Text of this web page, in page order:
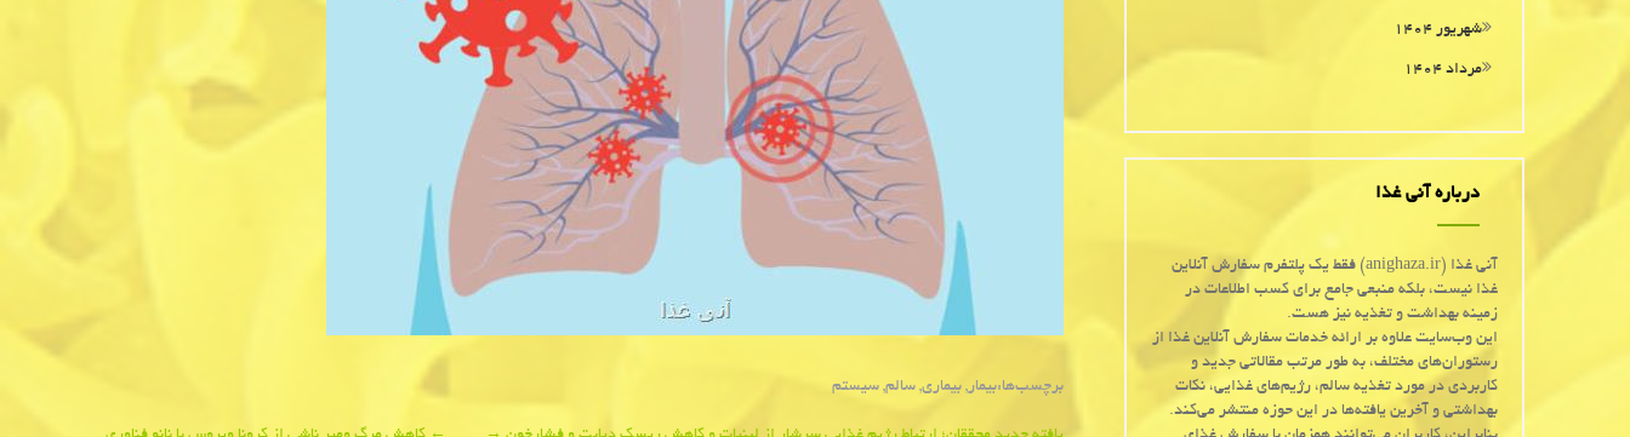
برچسب‌ها:بیمار, بیماری, سالم, سیستم
شهریور ۱۴۰۴
مرداد ۱۴۰۴
درباره آنی غذا
آنی غذا (anighaza.ir) فقط یک پلتفرم سفارش آنلاین
غذا نیست، بلکه منبعی جامع برای کسب اطلاعات در
زمینه بهداشت و تغذیه نیز هست.
این وب‌سایت علاوه بر ارائه خدمات سفارش آنلاین غذا از
رستوران‌های مختلف، به طور مرتب مقالاتی جدید و
کاربردی در مورد تغذیه سالم، رژیم‌های غذایی، نکات
بهداشتی و آخرین یافته‌ها در این حوزه منتشر می‌کند.